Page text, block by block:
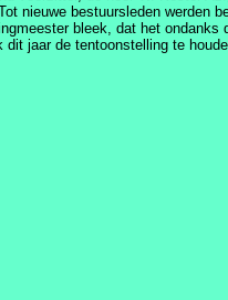
nieuwe bestuursleden werden
bleek, dat het ondanks
jaar de tentoonstelling te